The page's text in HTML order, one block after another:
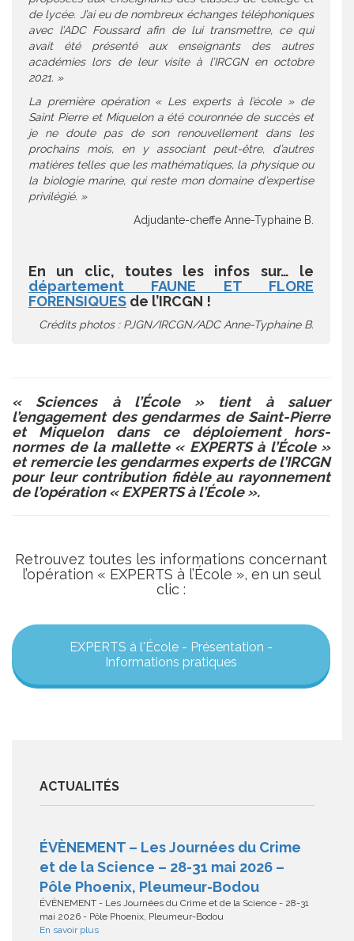
de lycée. J’ai eu de nombreux échanges téléphoniques
avec l’ADC Foussard afin de lui transmettre, ce qui
avait été présenté aux enseignants des autres
académies lors de leur visite à l’IRCGN en octobre
2021. »
La première opération « Les experts à l’école » de
Saint Pierre et Miquelon a été couronnée de succès et
je ne doute pas de son renouvellement dans les
prochains mois, en y associant peut-être, d’autres
matières telles que les mathématiques, la physique ou
la biologie marine, qui reste mon domaine d’expertise
privilégié. »
Adjudante-cheffe Anne-Typhaine B.
En un clic, toutes les infos sur… le
département FAUNE ET FLORE
FORENSIQUES de l’IRCGN !
Crédits photos : PJGN/IRCGN/ADC Anne-Typhaine B.
« Sciences à l’École » tient à saluer
l’engagement des gendarmes de Saint-Pierre
et Miquelon dans ce déploiement hors-
normes de la mallette « EXPERTS à l’École »
etremercie les gendarmes experts de l’IRCGN
pour leur contribution fidèle au rayonnement
de l’opération « EXPERTS à l’École ».
Retrouvez toutes les informations concernant
l’opération « EXPERTS à l’École », en un seul
clic :
EXPERTS à l'École - Présentation -
Informations pratiques
ACTUALITÉS
ÉVÈNEMENT – Les Journées du Crime
et de la Science – 28-31 mai 2026 –
Pôle Phoenix, Pleumeur-Bodou
ÉVÈNEMENT - Les Journées du Crime et de la Science - 28-31
mai 2026 - Pôle Phoenix, Pleumeur-Bodou
En savoir plus